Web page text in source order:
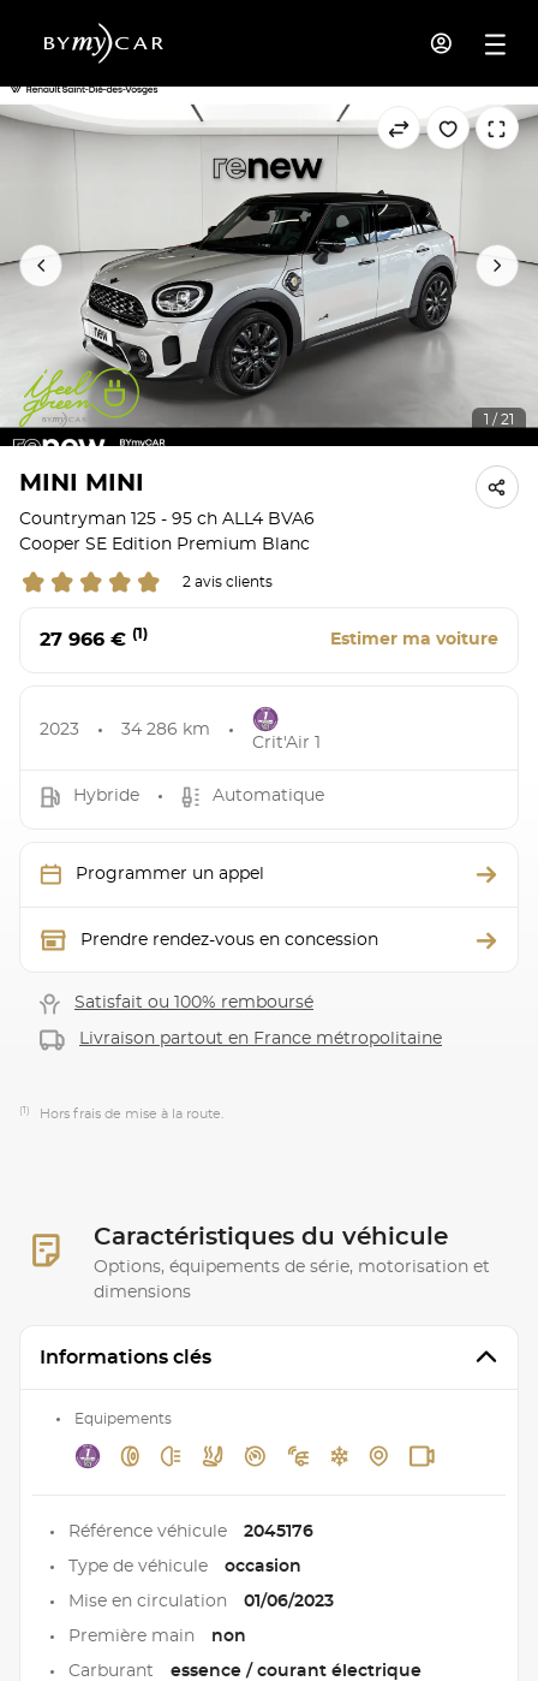
1 / 21
MINI MINI
Countryman 125 - 95 ch ALL4 BVA6
Cooper SE Edition Premium Blanc
2 avis clients
27 966 € (1) Estimer ma voiture
2023 34 286 km
Crit'Air 1
Hybride Automatique
Programmer un appel
Prendre rendez-vous en concession
Satisfait ou 100% remboursé
Livraison partout en France métropolitaine
(1) Hors frais de mise à la route.
Caractéristiques du véhicule
Options, équipements de série, motorisation et
dimensions
Informations clés
Equipements
Référence véhicule 2045176
Type de véhicule occasion
Mise en circulation 01/06/2023
Première main non
Carburant essence / courant électrique